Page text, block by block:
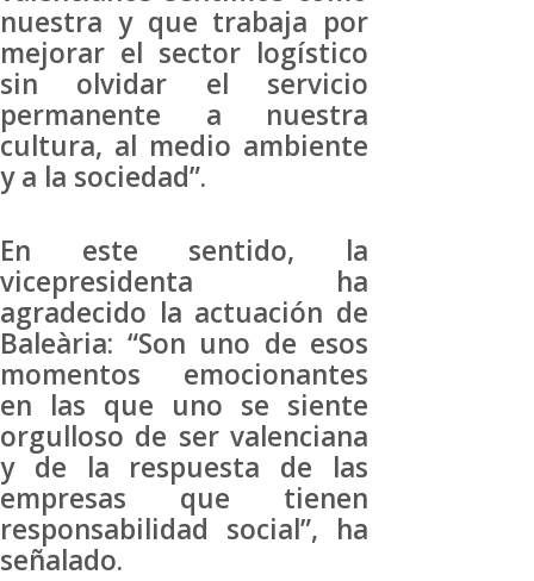
nuestra y que trabaja por
mejorar el sector logístico
sin olvidar el servicio
permanente a nuestra
cultura, al medio ambiente
y a la sociedad”.
En este sentido, la
vicepresidenta ha
agradecido la actuación de
Baleària: “Son uno de esos
momentos emocionantes
en las que uno se siente
orgulloso de ser valenciana
y de la respuesta de las
empresas que tienen
responsabilidad social”, ha
señalado.